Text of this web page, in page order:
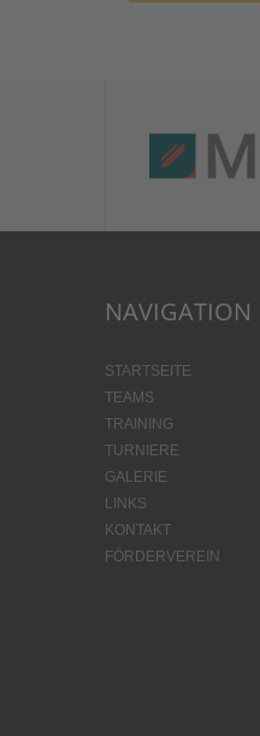
NAVIGATION
STARTSEITE
TEAMS
TRAINING
TURNIERE
GALERIE
LINKS
KONTAKT
FÖRDERVEREIN